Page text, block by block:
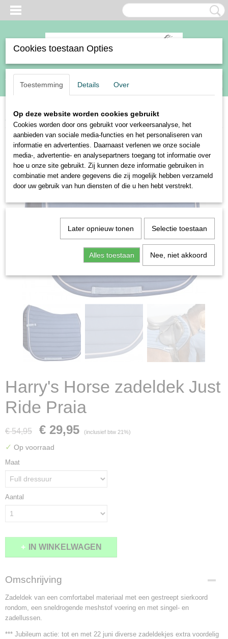
Inloggen Registreren
(0)
Home>Paard>Zadeldekjes> Harry's Horse zadeldek Just Ride Praia
Harry's Horse zadeldek Just
Ride Praia
€ 54,95 € 29,95 (inclusief btw 21%)
✓ Op voorraad
Maat
Aantal
IN WINKELWAGEN
Omschrijving
Zadeldek van een comfortabel materiaal met een gestreept sierkoord
rondom, een sneldrogende meshstof voering en met singel- en
zadellussen.
*** Jubileum actie: tot en met 22 juni diverse zadeldekjes extra voordelig
Cookies toestaan Opties
Toestemming Details Over
Op deze website worden cookies gebruikt
Cookies worden door ons gebruikt voor verkeersanalyse, het
aanbieden van sociale media-functies en het personaliseren van
informatie en advertenties. Daarnaast verlenen we onze sociale
media-, advertentie- en analysepartners toegang tot informatie over
hoe u onze site gebruikt. Zij kunnen deze informatie gebruiken in
combinatie met andere gegevens die zij mogelijk hebben verzameld
door uw gebruik van hun diensten of die u hen hebt verstrekt.
Later opnieuw tonen Selectie toestaan
Alles toestaan Nee, niet akkoord